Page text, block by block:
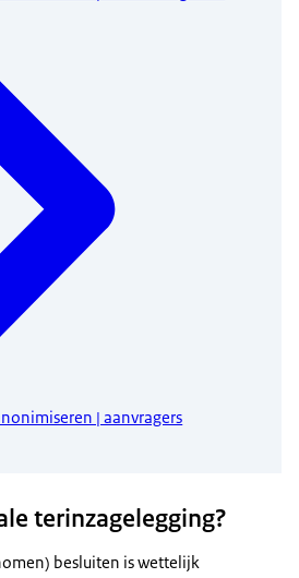
| aanvragers
terinzagelegging?
besluiten is wettelijk